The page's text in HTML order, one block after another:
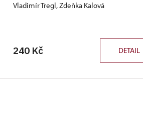
Vladimír Tregl, Zdeňka Kalová
240 Kč DETAIL